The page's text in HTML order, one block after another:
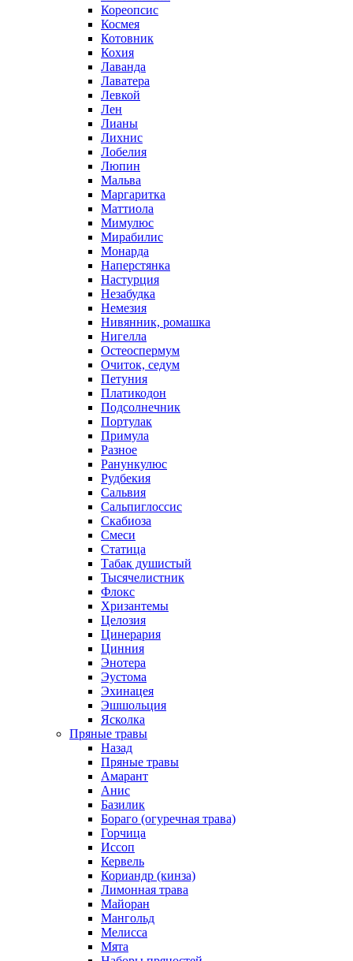
Кореопсис
Космея
Котовник
Кохия
Лаванда
Лаватера
Левкой
Лен
Лианы
Лихнис
Лобелия
Люпин
Мальва
Маргаритка
Маттиола
Мимулюс
Мирабилис
Монарда
Наперстянка
Настурция
Незабудка
Немезия
Нивянник, ромашка
Нигелла
Остеоспермум
Очиток, седум
Петуния
Платикодон
Подсолнечник
Портулак
Примула
Разное
Ранункулюс
Рудбекия
Сальвия
Сальпиглоссис
Скабиоза
Смеси
Статица
Табак душистый
Тысячелистник
Флокс
Хризантемы
Целозия
Цинерария
Цинния
Энотера
Эустома
Эхинацея
Эшшольция
Ясколка
Пряные травы
Назад
Пряные травы
Амарант
Анис
Базилик
Бораго (огуречная трава)
Горчица
Иссоп
Кервель
Кориандр (кинза)
Лимонная трава
Майоран
Мангольд
Мелисса
Мята